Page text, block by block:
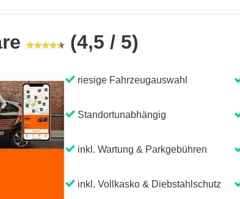
(4,5 / 5)
riesige Fahrzeugauswahl
Standortunabhängig
inkl. Wartung & Parkgebühren
inkl. Vollkasko & Diebstahlschutz